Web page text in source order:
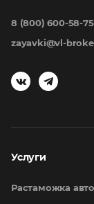
Услуги
Растаможка
8 (800) 600-58-75
zayavki@vl-